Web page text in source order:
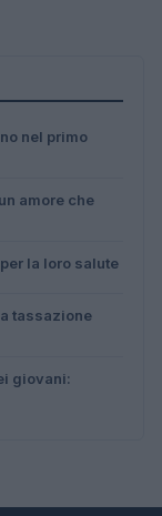
nel primo
amore che
la loro salute
tassazione
giovani: